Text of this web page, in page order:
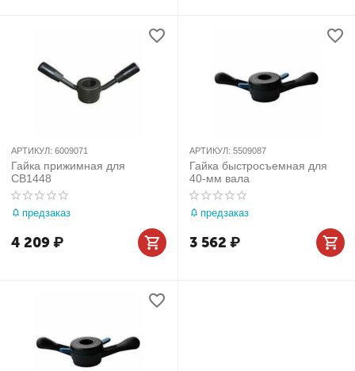
АРТИКУЛ: 6009071
Гайка прижимная для
CB1448
предзаказ
4 209₽
АРТИКУЛ: 5509087
Гайка быстросъемная для
40-мм вала
предзаказ
3 562 ₽